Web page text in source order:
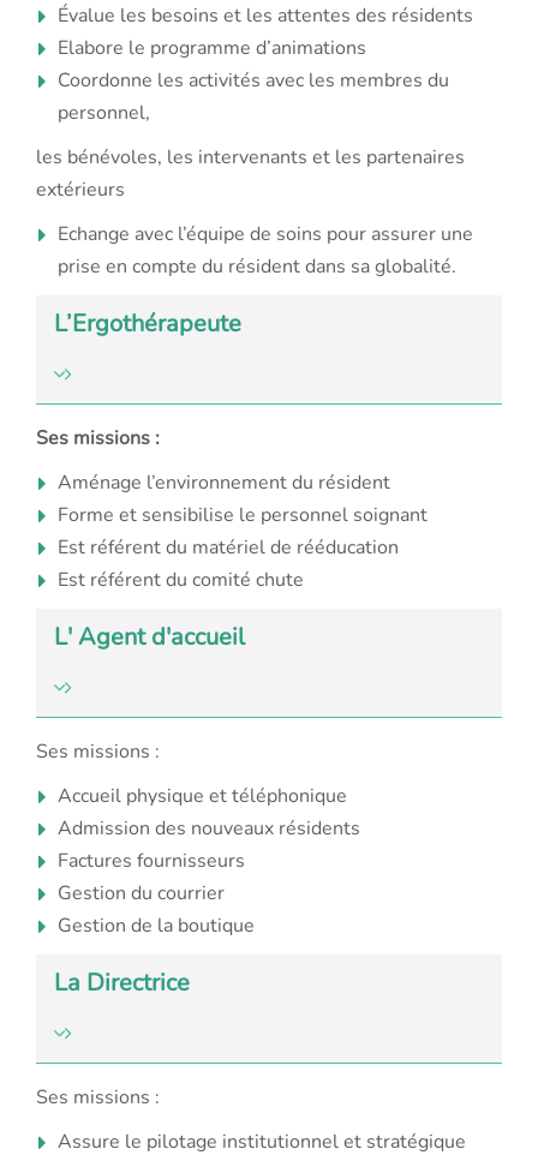
Évalue les besoins et les attentes des résidents
Elabore le programme d’animations
Coordonne les activités avec les membres du
personnel,
les bénévoles, les intervenants et les partenaires
extérieurs
Echange avec l’équipe de soins pour assurer une
prise en compte du résident dans sa globalité.
L’Ergothérapeute
Ses missions :
Aménage l’environnement du résident
Forme et sensibilise le personnel soignant
Est référent du matériel de rééducation
Est référent du comité chute
L' Agent d'accueil
Ses missions :
Accueil physique et téléphonique
Admission des nouveaux résidents
Factures fournisseurs
Gestion du courrier
Gestion de la boutique
La Directrice
Ses missions :
Assure le pilotage institutionnel et stratégique